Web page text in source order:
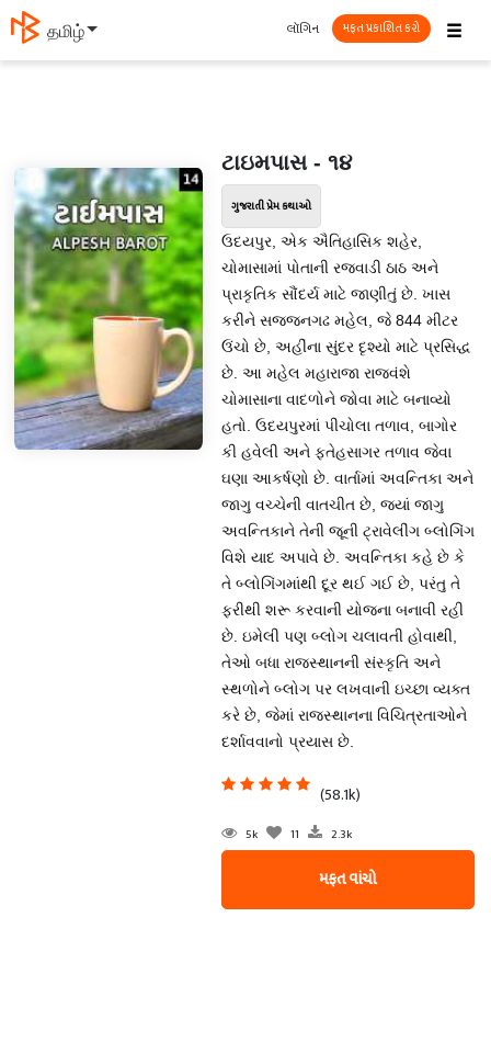
தமிழ் ☰
લૉગિન મફત પ્રકાશિત કરો
ટાઇમપાસ - ૧૪
ગુજરાતી પ્રેમ કથાઓ
ઉદયપુર, એક ઐતિહાસિક શહેર,
ચોમાસામાં પોતાની રજવાડી ઠાઠ અને
પ્રાકૃતિક સૌંદર્ય માટે જાણીતું છે. ખાસ
કરીને સજ્જનગઢ મહેલ, જે 844 મીટર
ઉંચો છે, અહીંના સુંદર દૃશ્યો માટે પ્રસિદ્ધ
છે. આ મહેલ મહારાજા રાજવંશે
ચોમાસાના વાદળોને જોવા માટે બનાવ્યો
હતો. ઉદયપુરમાં પીચોલા તળાવ, બાગોર
કી હવેલી અને ફતેહસાગર તળાવ જેવા
ઘણા આકર્ષણો છે. વાર્તામાં અવન્તિકા અને
જાગુ વચ્ચેની વાતચીત છે, જ્યાં જાગુ
અવન્તિકાને તેની જૂની ટ્રાવેલીંગ બ્લોગિંગ
વિશે યાદ અપાવે છે. અવન્તિકા કહે છે કે
તે બ્લોગિંગમાંથી દૂર થઈ ગઈ છે, પરંતુ તે
ફરીથી શરૂ કરવાની યોજના બનાવી રહી
છે. ઇમેલી પણ બ્લોગ ચલાવતી હોવાથી,
તેઓ બધા રાજસ્થાનની સંસ્કૃતિ અને
સ્થળોને બ્લોગ પર લખવાની ઇચ્છા વ્યક્ત
કરે છે, જેમાં રાજસ્થાનના વિચિત્રતાઓને
દર્શાવવાનો પ્રયાસ છે.
(58.1k)
5k 11 2.3k
મફત વાંચો